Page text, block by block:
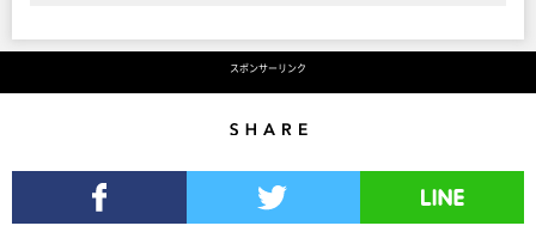
スポンサーリンク